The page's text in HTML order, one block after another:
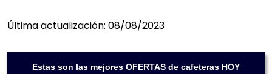
Última actualización: 08/08/2023
Estas son las mejores OFERTAS de cafeteras HOY